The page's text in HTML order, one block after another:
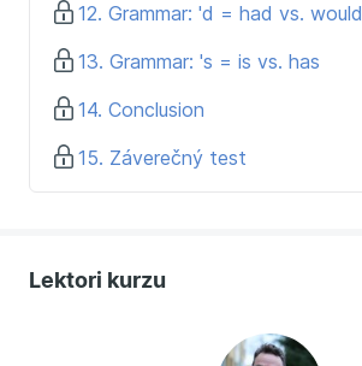
12. Grammar: 'd = had vs. would
13. Grammar: 's = is vs. has
14. Conclusion
15. Záverečný test
Lektori kurzu